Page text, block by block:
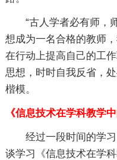
“古人学者必有师，
想成为一名合格的教师
在行动上提高自己的工
思想，时时自我反省，
楷模。
《信息技术在学科教学
经过一段时间的学
谈学习《信息技术在学